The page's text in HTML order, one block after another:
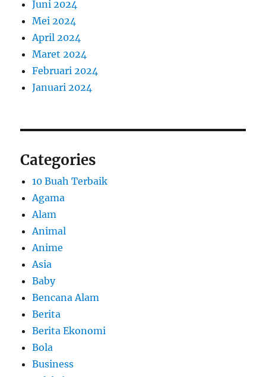
Juni 2024
Mei 2024
April 2024
Maret 2024
Februari 2024
Januari 2024
Categories
10 Buah Terbaik
Agama
Alam
Animal
Anime
Asia
Baby
Bencana Alam
Berita
Berita Ekonomi
Bola
Business